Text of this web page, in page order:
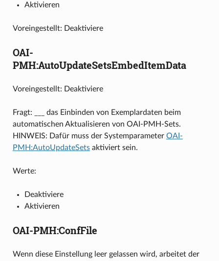
Aktivieren
Voreingestellt: Deaktiviere
OAI-
PMH:AutoUpdateSetsEmbedItemData
Voreingestellt: Deaktiviere
Fragt: ___ das Einbinden von Exemplardaten beim
automatischen Aktualisieren von OAI-PMH-Sets.
HINWEIS: Dafür muss der Systemparameter OAI-
PMH:AutoUpdateSetsaktiviert sein.
Werte:
Deaktiviere
Aktivieren
OAI-PMH:ConfFile
Wenn diese Einstellung leer gelassen wird, arbeitet der